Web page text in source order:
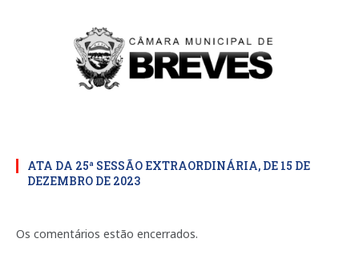
ATA DA 25ª SESSÃO EXTRAORDINÁRIA, DE 15 DE
DEZEMBRO DE 2023
Os comentários estão encerrados.